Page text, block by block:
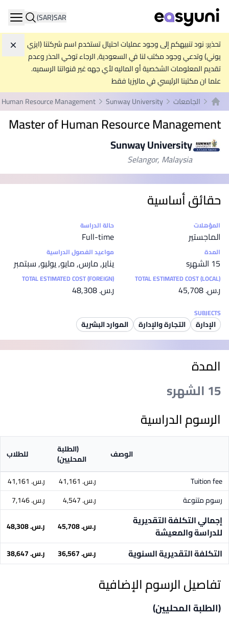
SAR
(SAR)
تحذير: نود تنبيهكم إلى وجود عمليات احتيال تستخدم اسم شركتنا (ايزي
يوني) وتدعي وجود مكتب لنا في السعودية, الرجاء توخي الحذر وعدم
تقديم المعلومات الشخصية أو الماليه لأي جهه غير قنواتنا الرسميه.
علما ان مكتبنا الرئيسي في ماليزيا فقط
الصفحة الرئيسية
الجامعات Sunway University
Resource Management
Master of Human Resource Management
Sunway University
Selangor, Malaysia
حقائق أساسية
إحصائيات
المؤهلات
الماجستير
حالة الدراسة
Full-time
المدة
15 الشهرs
مواعيد الفصول الدراسية
يناير, مارس, مايو, يوليو, سبتمبر
TOTAL ESTIMATED COST (LOCAL)
ر.س.‏ 45,708
TOTAL ESTIMATED COST (FOREIGN)
ر.س.‏ 48,308
SUBJECTS
الإدارة التجارة والإدارة الموارد البشرية
المدة
15 الشهرs
الرسوم الدراسية
الوصف (الطلبة
المحليين) للطلاب
Tuition fee ر.س.‏ 41,161
ر.س.‏ 41,161
رسوم متنوعة
ر.س.‏ 4,547 ر.س.‏ 7,146
إجمالي التكلفة التقديرية
للدراسة والمعيشة
ر.س.‏ 45,708 ر.س.‏ 48,308
التكلفة التقديرية السنوية ر.س.‏ 36,567 ر.س.‏ 38,647
تفاصيل الرسوم الإضافية
(الطلبة المحليين)